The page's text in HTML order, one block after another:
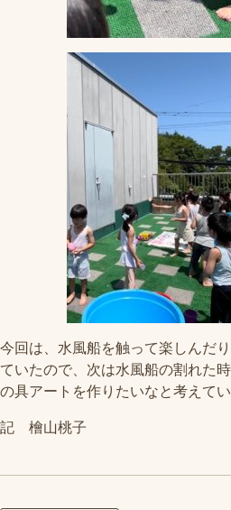
今回は、水風船を触って楽しんだ
ていたので、次は水風船の割れた
の具アートを作りたいなと考えて
記 檜山桃子